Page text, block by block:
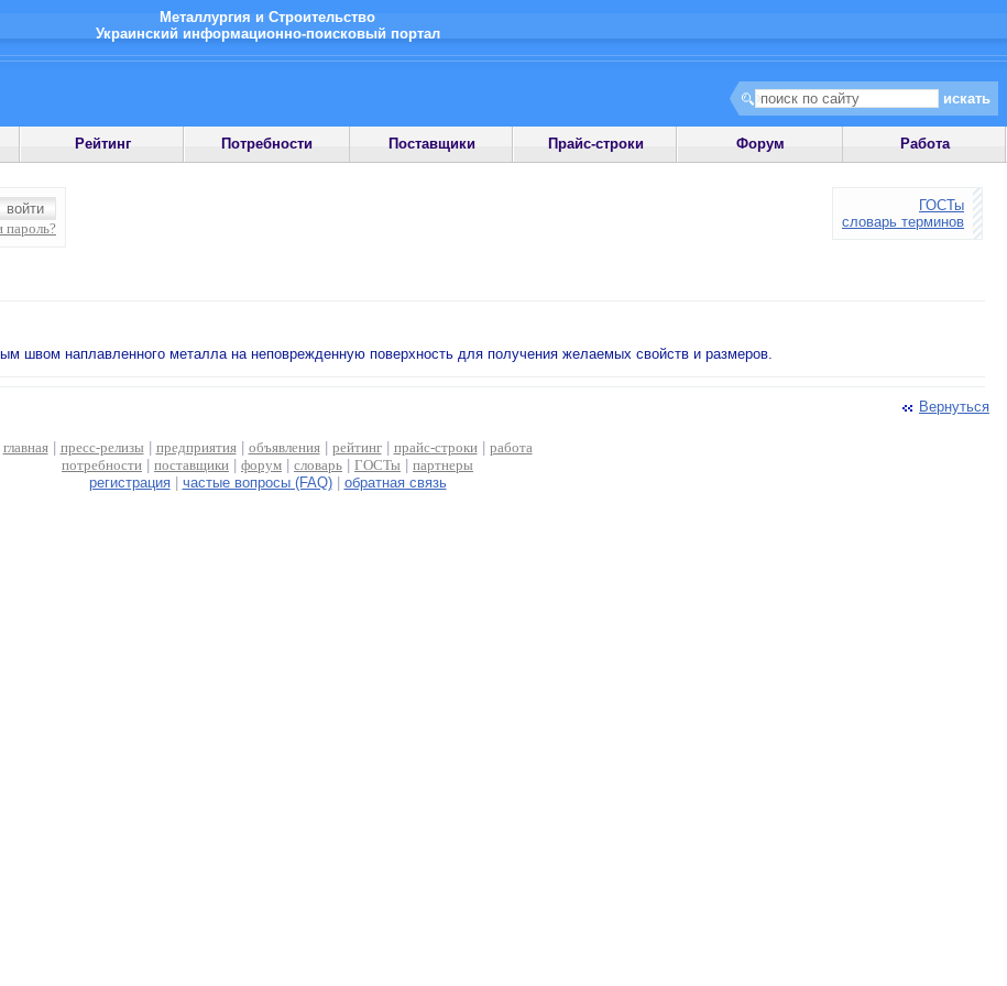
Металлургия и Строительство
Украинский информационно-поисковый портал
Рейтинг Потребности Поставщики Прайс-строки Форум Работа
пароль?
ГОСТы
словарь терминов
швом наплавленного металла на неповрежденную поверхность для получения желаемых свойств и размеров.
Вернуться
главная| пресс-релизы предприятия| объявления| рейтинг| прайс-строки| работа
потребности
поставщики форум словарь ГОСТы
партнеры
регистрация| частые вопросы (FAQ)| обратная связь